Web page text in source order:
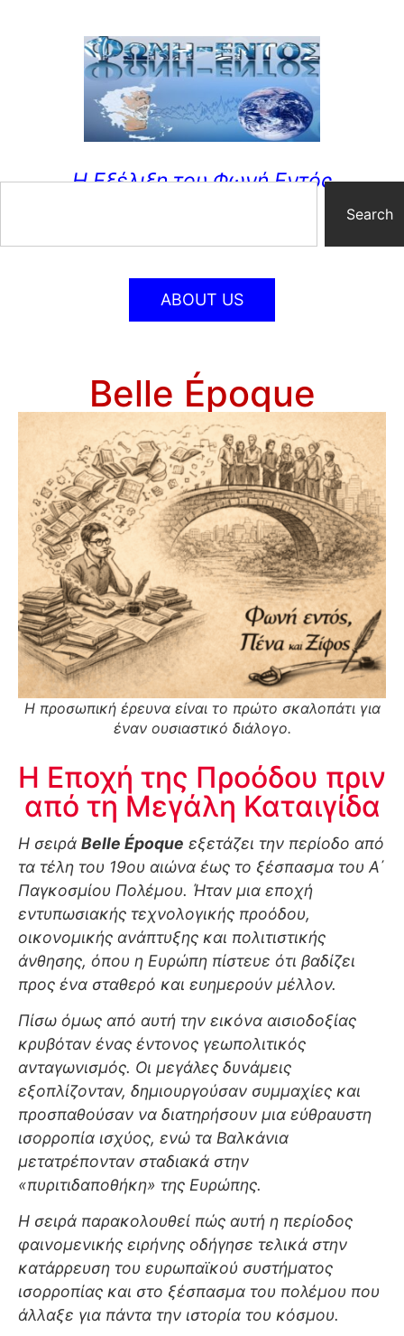
Η Εξέλιξη του Φωνή Εντός
Search
ABOUT US
Belle Époque
Η προσωπική έρευνα είναι το πρώτο σκαλοπάτι για
έναν ουσιαστικό διάλογο.
Η Εποχή της Προόδου πριν
από τη Μεγάλη Καταιγίδα
Η σειρά Belle Époque εξετάζει την περίοδο από
τα τέλη του 19ου αιώνα έως το ξέσπασμα του Α΄
Παγκοσμίου Πολέμου. Ήταν μια εποχή
εντυπωσιακής τεχνολογικής προόδου,
οικονομικής ανάπτυξης και πολιτιστικής
άνθησης, όπου η Ευρώπη πίστευε ότι βαδίζει
προς ένα σταθερό και ευημερούν μέλλον.
Πίσω όμως από αυτή την εικόνα αισιοδοξίας
κρυβόταν ένας έντονος γεωπολιτικός
ανταγωνισμός. Οι μεγάλες δυνάμεις
εξοπλίζονταν, δημιουργούσαν συμμαχίες και
προσπαθούσαν να διατηρήσουν μια εύθραυστη
ισορροπία ισχύος, ενώ τα Βαλκάνια
μετατρέπονταν σταδιακά στην
«πυριτιδαποθήκη» της Ευρώπης.
Η σειρά παρακολουθεί πώς αυτή η περίοδος
φαινομενικής ειρήνης οδήγησε τελικά στην
κατάρρευση του ευρωπαϊκού συστήματος
ισορροπίας και στο ξέσπασμα του πολέμου που
άλλαξε για πάντα την ιστορία του κόσμου.